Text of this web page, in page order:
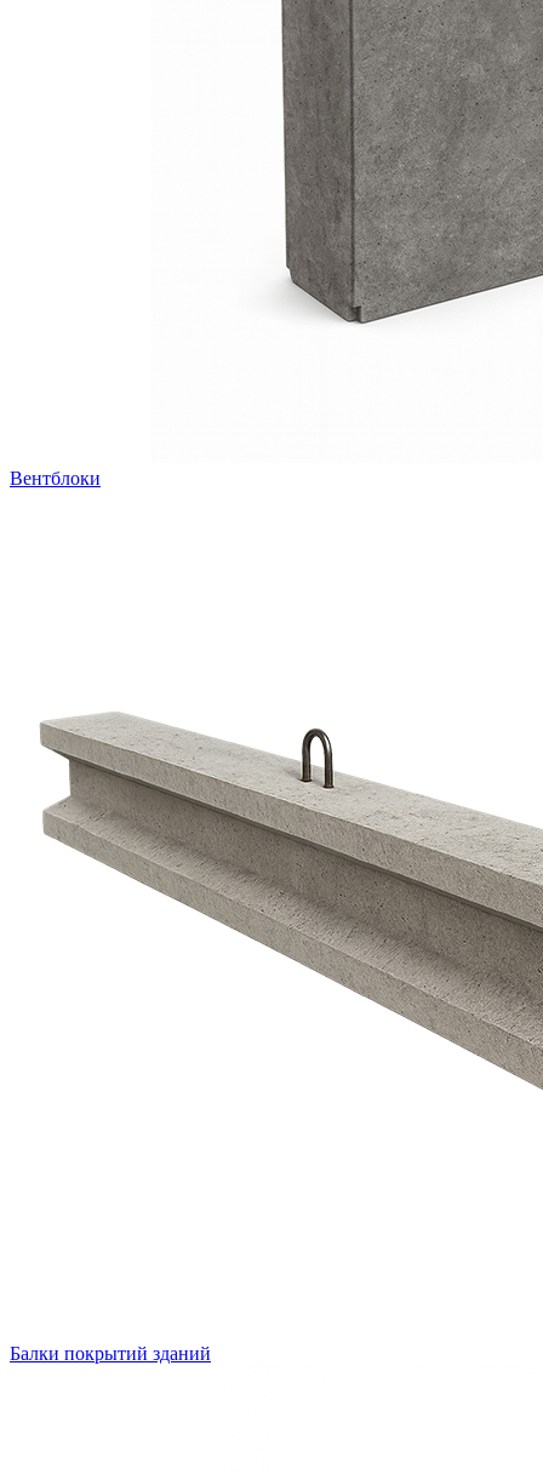
Вентблоки
Балки покрытий зданий